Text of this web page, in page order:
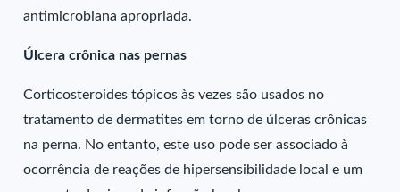
antimicrobiana apropriada.
Úlcera crônica nas pernas
Corticosteroides tópicos às vezes são usados no
tratamento de dermatites em torno de úlceras crônicas
na perna. No entanto, este uso pode ser associado à
ocorrência de reações de hipersensibilidade local e um